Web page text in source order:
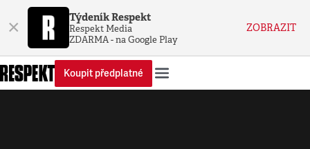
× Týdeník Respekt
Respekt Media
ZDARMA - na Google Play
ZOBRAZIT
Koupit předplatné